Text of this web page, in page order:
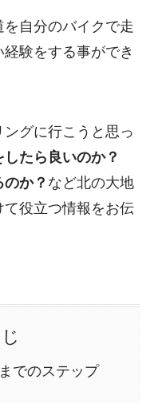
自分のバイクで走
験をする事ができ
グに行こうと思っ
したら良いのか？
か？ など北の大地
役立つ情報をお伝
でのステップ